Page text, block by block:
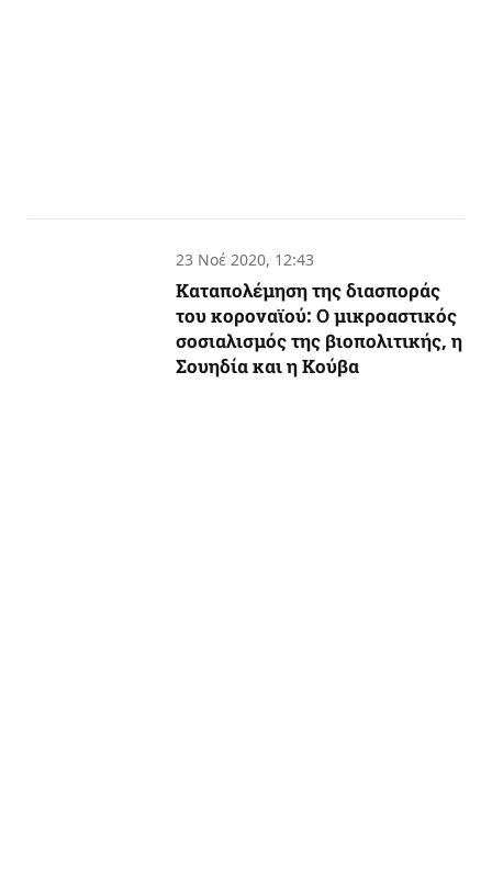
23 Νοέ 2020, 12:43
Καταπολέμηση της διασποράς
του κοροναϊού: Ο μικροαστικός
σοσιαλισμός της βιοπολιτικής, η
Σουηδία και η Κούβα